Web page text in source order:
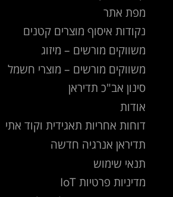
מפת אתר
נקודות איסוף מוצרים קטנים
משווקים מורשים – מיזוג
משווקים מורשים – מוצרי חשמל
סינון אב"כ תדיראן
אודות
דוחות אחריות תאגידית וקוד אתי
תדיראן אנרגיה חדשה
תנאי שימוש
מדיניות פרטיות IoT